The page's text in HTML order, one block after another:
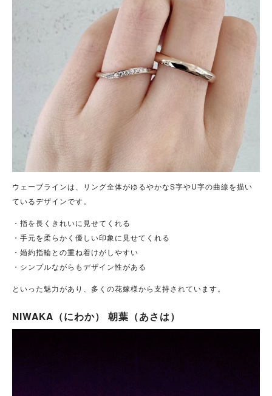
ウェーブラインは、リング全体がゆるやかなS字やU字の曲線を描い
ているデザインです。
・指を長くきれいに見せてくれる
・手元を柔らかく優しい印象に見せてくれる
・婚約指輪との重ね着けがしやすい
・シンプルながらもデザイン性がある
といった魅力があり、多くの花嫁様から支持されています。
NIWAKA（にわか） 朝葉（あさは）